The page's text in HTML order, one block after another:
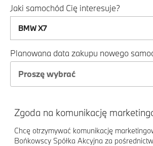
Jaki samochód Cię interesuje?
Planowana data zakupu nowego
Proszę wybrać
Zgoda na komunikację
Chcę otrzymywać komunikację
Bońkowscy Spółka Akcyjna za